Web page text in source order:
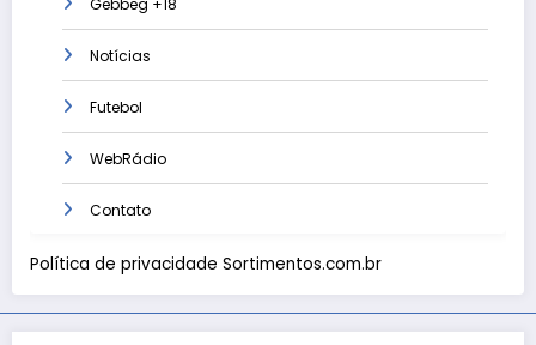
Gebbeg +18
Notícias
Futebol
WebRádio
Contato
Política de privacidade Sortimentos.com.br